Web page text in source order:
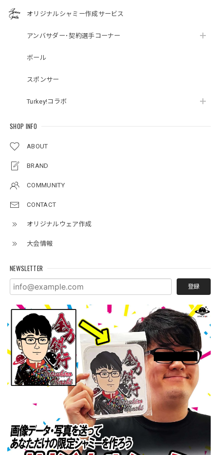
オリジナルシャミー作成サービス
アンバサダー･契約選手コーナー
ボール
スポンサー
Turkey!コラボ
SHOP INFO
ABOUT
BRAND
COMMUNITY
CONTACT
オリジナルウェア作成
大会情報
NEWSLETTER
登録